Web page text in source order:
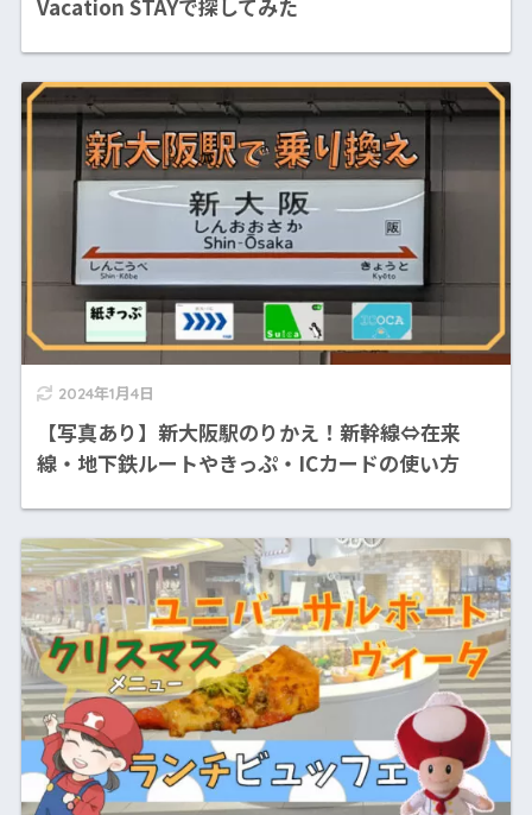
Vacation STAYで探してみた
2024年1月4日
【写真あり】新大阪駅のりかえ！新幹線⇔在来
線・地下鉄ルートやきっぷ・ICカードの使い方